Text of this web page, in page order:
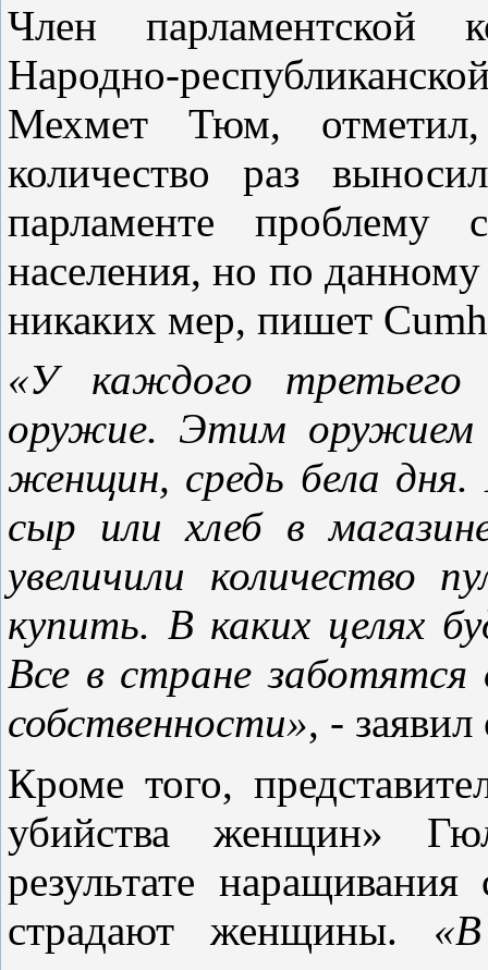
Член парламентской
Народно-
Мехмет Тюм,
количество раз
парламенте проблему
населения, но по
никаких мер, пишет
«У каждого
оружие. Этим оружием
женщин, средь бела
сыр или хлеб в
увеличили количество
купить. В каких целях
Все в стране заботятся
собственности», - заявил
Кроме того,
убийства женщин»
результате
страдают женщины.